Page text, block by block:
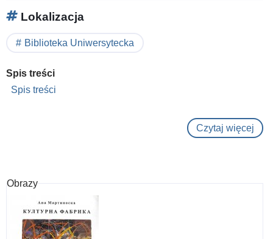
Lokalizacja
Biblioteka Uniwersytecka
Spis treści
Spis treści
Czytaj więcej
Obrazy